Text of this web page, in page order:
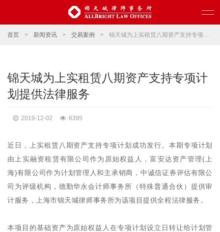
首页 > 新闻资讯 > 交易案例 > 锦天城为上实租赁八期资产支持专项计划提供法律服务
锦天城为上实租赁八期资产支持专项计
划提供法律服务
2019-12-02 8395
近日，上实租赁八期资产支持专项计划成功发行。本期专项计划
由上实融资租赁有限公司作为原始权益人，富安达资产管理(上
海)有限公司作为计划管理人和主承销商，中诚信证券评估有限公
司为评级机构，德勤华永会计师事务所（特殊普通合伙）提供审
计服务，上海市锦天城律师事务所为该项目提供全程法律服务。
本项目的基础资产为原始权益人在专项计划设立日转让给计划管